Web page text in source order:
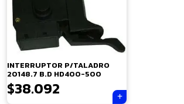
INTERRUPTOR P/TALADRO
20148.7 B.D HD400-500
$38.092